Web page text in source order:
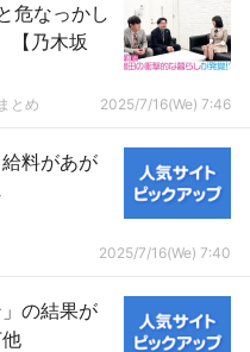
危なっかし
【乃木坂
とめ 2025/7/16(We) 7:46
料があが
2025/7/16(We) 7:40
の結果が